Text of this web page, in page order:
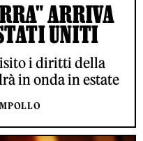
ARRIVA
UNITI
i diritti della
in onda in estate